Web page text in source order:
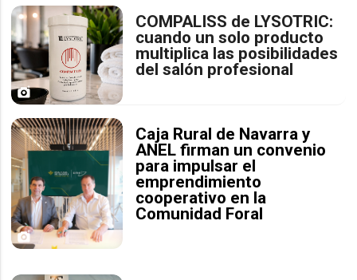
COMPALISS de LYSOTRIC:
cuando un solo producto
multiplica las posibilidades
del salón profesional
Caja Rural de Navarra y
ANEL firman un convenio
para impulsar el
emprendimiento
cooperativo en la
Comunidad Foral